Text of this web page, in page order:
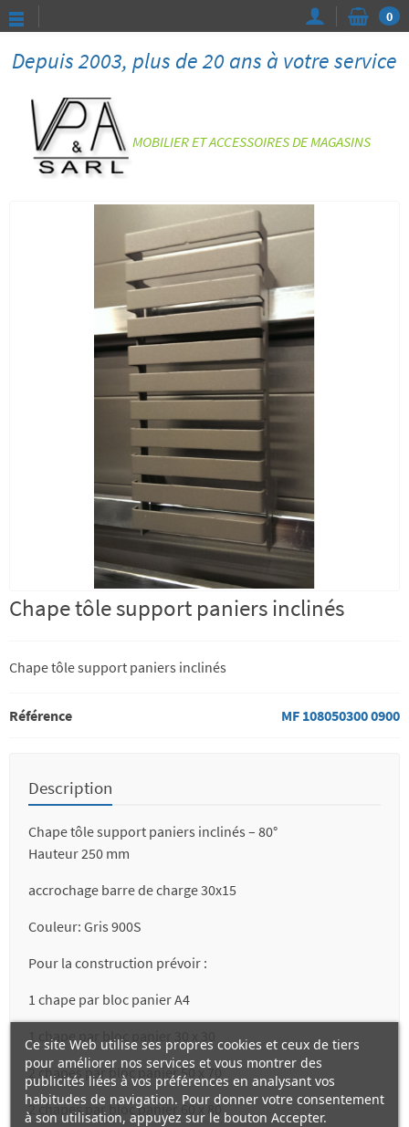
Depuis 2003, plus de 20 ans à votre service
0
MOBILIER ET ACCESSOIRES DE MAGASINS
Chape tôle support paniers inclinés
Chape tôle support paniers inclinés
Référence MF 108050300 0900
Description
Chape tôle support paniers inclinés – 80°
Hauteur 250 mm
accrochage barre de charge 30x15
Couleur: Gris 900S
Pour la construction prévoir :
1 chape par bloc panier A4
1 chape par bloc panier 30 x 30
2 chapes par bloc panier 50 x 70
2 chapes par bloc panier 60 x 80
Ce site Web utilise ses propres cookies et ceux de tiers
pour améliorer nos services et vous montrer des
publicités liées à vos préférences en analysant vos
habitudes de navigation. Pour donner votre consentement
à son utilisation, appuyez sur le bouton Accepter.